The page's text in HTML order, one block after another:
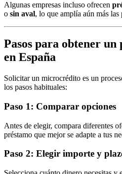
Algunas empresas incluso ofrecen
o sin aval, lo que amplía aún más las
Pasos para obtener
en España
Solicitar un microcrédito es un
los pasos habituales:
Paso 1: Comparar opciones
Antes de elegir, compara diferentes
préstamo que mejor se adapte a tus
Paso 2: Elegir importe y